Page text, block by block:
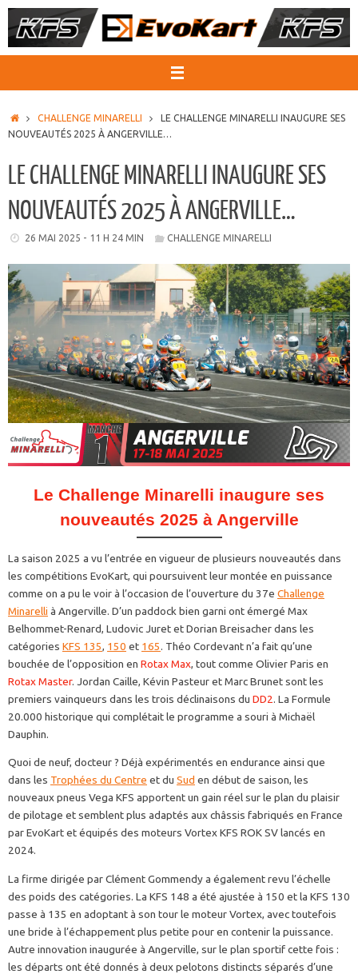
Passer
au
ACCUEIL
CHALLENGE MINARELLI
LE CHALLENGE MINARELLI INAUGURE SES
NOUVEAUTÉS 2025 À ANGERVILLE…
LE CHALLENGE MINARELLI INAUGURE SES
NOUVEAUTÉS 2025 À ANGERVILLE…
26 MAI 2025 - 11 H 24 MIN CHALLENGE MINARELLI
Le Challenge Minarelli inaugure ses
nouveautés 2025 à Angerville
La saison 2025 a vu l’entrée en vigueur de plusieurs nouveautés dans
les compétitions EvoKart, qui poursuivent leur montée en puissance
comme on a pu le voir à l’occasion de l’ouverture du 37e Challenge
Minarelli à Angerville. D’un paddock bien garni ont émergé Max
Belhommet-Renard, Ludovic Juret et Dorian Breisacher dans les
catégories KFS 135, 150 et 165. Théo Cordevant n’a fait qu’une
bouchée de l’opposition en Rotax Max, tout comme Olivier Paris en
Rotax Master. Jordan Caille, Kévin Pasteur et Marc Brunet sont les
premiers vainqueurs dans les trois déclinaisons du DD2. La Formule
20.000 historique qui complétait le programme a souri à Michaël
Dauphin.
Quoi de neuf, docteur ? Déjà expérimentés en endurance ainsi que
dans les Trophées du Centre et du Sud en début de saison, les
nouveaux pneus Vega KFS apportent un gain réel sur le plan du plaisir
de pilotage et semblent plus adaptés aux châssis fabriqués en France
par EvoKart et équipés des moteurs Vortex KFS ROK SV lancés en
2024.
La firme dirigée par Clément Gommendy a également revu l’échelle
des poids des catégories. La KFS 148 a été ajustée à 150 et la KFS 130
passe à 135 en adoptant à son tour le moteur Vortex, avec toutefois
une bride à l’échappement plus petite pour en contenir la puissance.
Autre innovation inaugurée à Angerville, sur le plan sportif cette fois :
les départs ont été donnés à deux pelotons distincts séparés d’une